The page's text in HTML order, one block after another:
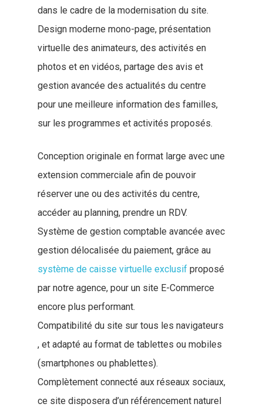
dans le cadre de la modernisation du site.
Design moderne mono-page, présentation
virtuelle des animateurs, des activités en
photos et en vidéos, partage des avis et
gestion avancée des actualités du centre
pour une meilleure information des familles,
sur les programmes et activités proposés.
Conception originale en format large avec une
extension commerciale afin de pouvoir
réserver une ou des activités du centre,
accéder au planning, prendre un RDV.
Système de gestion comptable avancée avec
gestion délocalisée du paiement, grâce au
système de caisse virtuelle exclusif proposé
par notre agence, pour un site E-Commerce
encore plus performant.
Compatibilité du site sur tous les navigateurs
, et adapté au format de tablettes ou mobiles
(smartphones ou phablettes).
Complètement connecté aux réseaux sociaux,
ce site disposera d’un référencement naturel